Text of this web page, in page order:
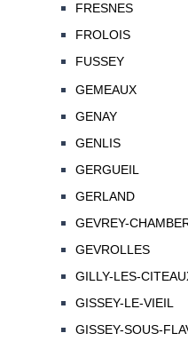
FRESNES
FROLOIS
FUSSEY
GEMEAUX
GENAY
GENLIS
GERGUEIL
GERLAND
GEVREY-
GEVROLLES
GILLY-LES-
GISSEY-LE-VIEIL
GISSEY-SOUS-